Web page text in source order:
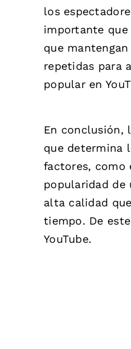
los
importante
que
repetidas para
popular en
En conclusión,
que determina
factores, como
popularidad de
alta calidad
tiempo. De
YouTube.